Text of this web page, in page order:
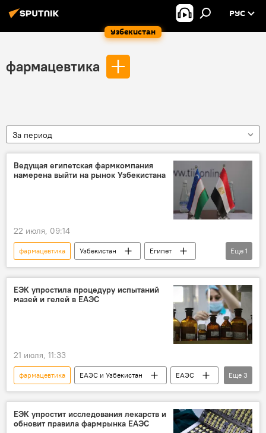
Узбекистан
РУС
фармацевтика
За период
Ведущая египетская фармкомпания
намерена выйти на рынок Узбекистана
22 июля, 09:14
фармацевтика Узбекистан
Египет
сотрудничество
Еще 1
ЕЭК упростила процедуру испытаний
мазей и гелей в ЕАЭС
21 июля, 11:33
фармацевтика ЕАЭС и Узбекистан
ЕАЭС
Узбекистан и ЕАЭС: перспективы возможной интеграции
ЕЭС
ЕЭК
Еще 3
ЕЭК упростит исследования лекарств и
обновит правила фармрынка ЕАЭС